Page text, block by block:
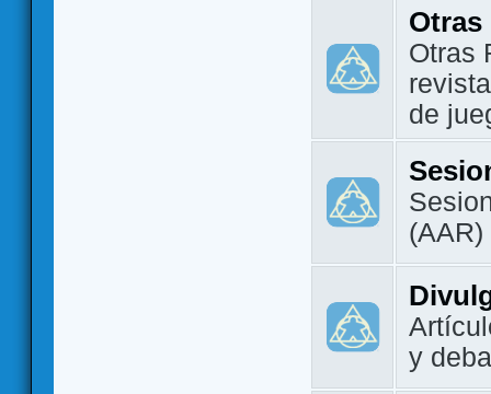
Otras
Otras
de
(AAR)
y